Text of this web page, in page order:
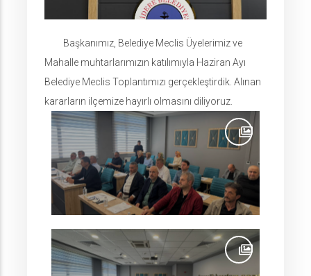
Başkanımız, Belediye Meclis Üyelerimiz ve
Mahalle muhtarlarımızın katılımıyla Haziran Ayı
Belediye Meclis Toplantımızı gerçekleştirdik. Alınan
kararların ilçemize hayırlı olmasını diliyoruz.